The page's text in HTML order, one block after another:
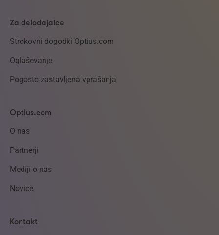
Za delodajalce
Strokovni dogodki Optius.com
Oglaševanje
Pogosto zastavljena vprašanja
Optius.com
O nas
Partnerji
Mediji o nas
Novice
Kontakt